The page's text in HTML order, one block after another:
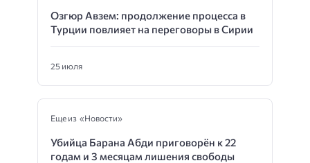
Озгюр Авзем: продолжение процесса в
Турции повлияет на переговоры в Сирии
25 июля
Еще из «Новости»
Убийца Барана Абди приговорён к 22
годам и 3 месяцам лишения свободы